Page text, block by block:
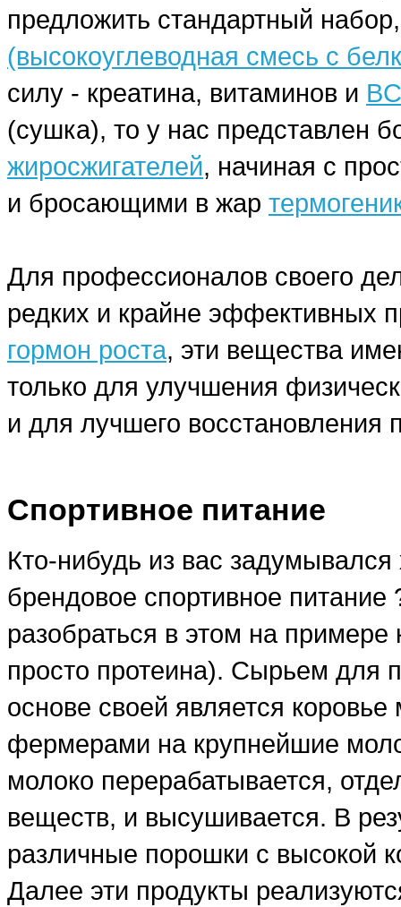
предложить стандартный
(высокоуглеводная смесь с
силу - креатина, витаминов и
(сушка), то у нас представлен
жиросжигателей, начиная с
и бросающими в жар
Для профессионалов своего
редких и крайне эффективных
гормон роста, эти вещества
только для улучшения
и для лучшего восстановления
Спортивное питание
Кто-нибудь из вас
брендовое спортивное
разобраться в этом на примере
просто протеина). Сырьем для
основе своей является
фермерами на крупнейшие
молоко перерабатывается,
веществ, и высушивается. В
различные порошки с высокой
Далее эти продукты